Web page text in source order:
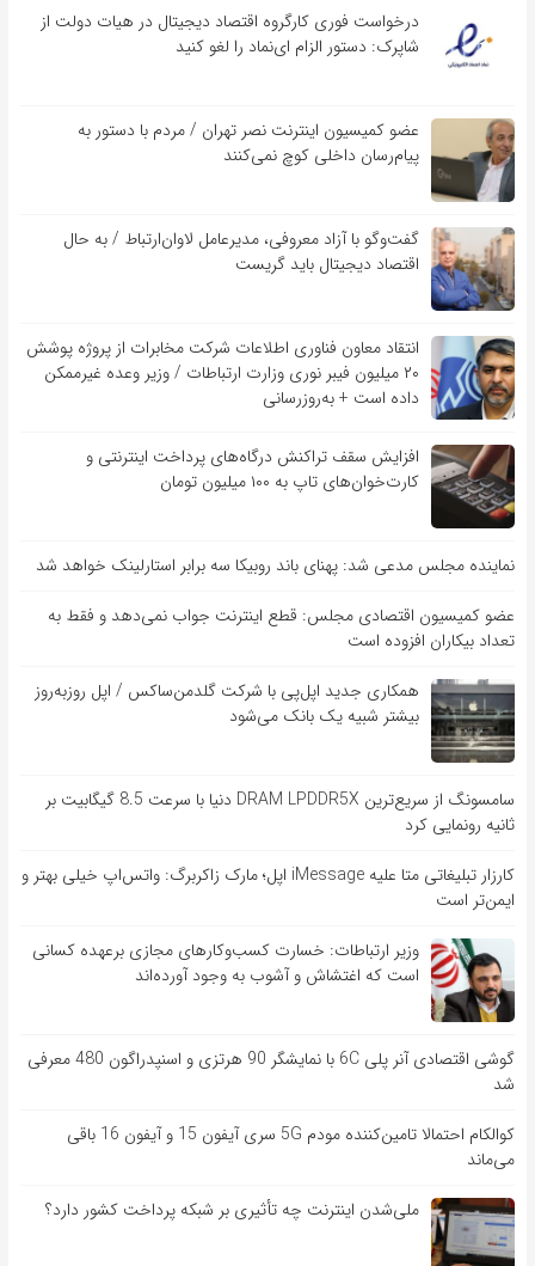
درخواست فوری کارگروه اقتصاد دیجیتال در هیات دولت از
شاپرک: دستور الزام ای‌نماد را لغو کنید
عضو کمیسیون اینترنت نصر تهران / مردم با دستور به
پیام‌رسان داخلی کوچ نمی‌کنند
گفت‌و‌گو با آزاد معروفی، مدیرعامل لاوان‌ارتباط / به حال
اقتصاد دیجیتال باید گریست
انتقاد معاون فناوری اطلاعات شرکت مخابرات از پروژه پوشش
۲۰ میلیون فیبر نوری وزارت ارتباطات / وزیر وعده غیرممکن
داده است + به‌روزرسانی
افزایش سقف تراکنش درگاه‌های پرداخت اینترنتی و
کارت‌خوان‌های تاپ به ۱۰۰ میلیون تومان
نماینده مجلس مدعی شد: پهنای باند روبیکا سه برابر استارلینک خواهد شد
عضو کمیسیون اقتصادی مجلس: قطع اینترنت جواب نمی‌دهد و فقط به
تعداد بیکاران افزوده است
همکاری جدید اپل‌پی با شرکت گلدمن‌ساکس / اپل روزبه‌روز
بیشتر شبیه یک بانک می‌شود
سامسونگ از سریع‌ترین DRAM LPDDR5X دنیا با سرعت 8.5 گیگابیت بر
ثانیه رونمایی کرد
کارزار تبلیغاتی متا علیه iMessage اپل؛ مارک زاکربرگ: واتس‌اپ خیلی بهتر و
ایمن‌تر است
وزیر ارتباطات: خسارت کسب‌وکارهای مجازی برعهده کسانی
است که اغتشاش و آشوب به وجود آورده‌اند
گوشی اقتصادی آنر پلی 6C با نمایشگر 90 هرتزی و اسنپدراگون 480 معرفی
شد
کوالکام احتمالا تامین‌کننده مودم 5G سری آیفون 15 و آیفون 16 باقی
می‌ماند
ملی‌شدن اینترنت چه تأثیری بر شبکه پرداخت کشور دارد؟